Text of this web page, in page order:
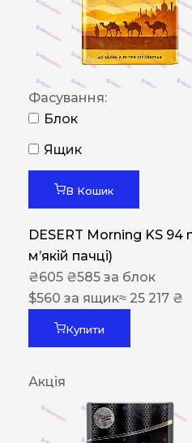
Фасування:
Блок
Ящик
В Кошик
DESERT Morning KS 94
мʼякій пачці)
₴605 ₴585 за блок
$560 за ящик≈ 25 217 ₴
Купити
Акція